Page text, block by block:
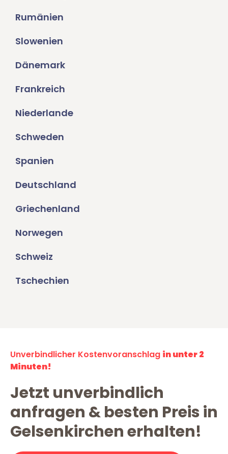
Rumänien
Slowenien
Dänemark
Frankreich
Niederlande
Schweden
Spanien
Deutschland
Griechenland
Norwegen
Schweiz
Tschechien
Unverbindlicher Kostenvoranschlag in unter 2
Minuten!
Jetzt unverbindlich
anfragen & besten Preis in
Gelsenkirchen erhalten!